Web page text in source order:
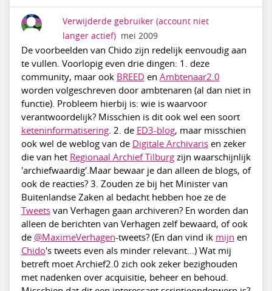
Verwijderde gebruiker (account niet
langer actief) mei 2009
De voorbeelden van Chido zijn redelijk eenvoudig aan
te vullen. Voorlopig even drie dingen: 1. deze
community, maar ook BREED en Ambtenaar2.0
worden volgeschreven door ambtenaren (al dan niet in
functie). Probleem hierbij is: wie is waarvoor
verantwoordelijk? Misschien is dit ook wel een soort
keteninformatisering. 2. de ED3-blog, maar misschien
ook wel de weblog van de Digitale Archivarisen zeker
die van het Regionaal Archief Tilburgzijn waarschijnlijk
'archiefwaardig'.Maar bewaar je dan alleen de blogs, of
ook de reacties? 3. Zouden ze bij het Minister van
Buitenlandse Zaken al bedacht hebben hoe ze de
Tweetsvan Verhagen gaan archiveren? En worden dan
alleen de berichten van Verhagen zelf bewaard, of ook
de @MaximeVerhagen-tweets? (En dan vind ik mijn en
Chido's tweets even als minder relevant...) Wat mij
betreft moet Archief2.0 zich ook zeker bezighouden
met nadenken over acquisitie, beheer en behoud.